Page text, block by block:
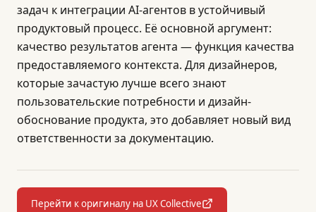
задач к интеграции AI-агентов в устойчивый
продуктовый процесс. Её основной аргумент:
качество результатов агента — функция качества
предоставляемого контекста. Для дизайнеров,
которые зачастую лучше всего знают
пользовательские потребности и дизайн-
обоснование продукта, это добавляет новый вид
ответственности за документацию.
Перейти к оригиналу на UX Collective